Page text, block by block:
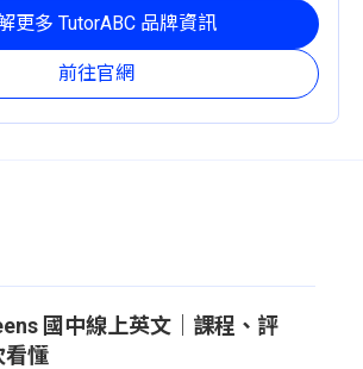
路徑。
前往官網
更多 TutorABC 品牌資訊
國中線上英文｜課程、評
看懂